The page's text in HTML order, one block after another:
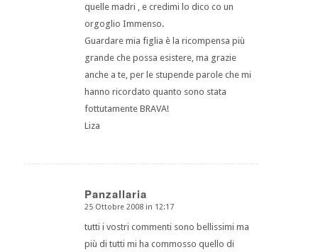
quelle madri , e credimi lo dico co un
orgoglio Immenso.
Guardare mia figlia è la ricompensa più
grande che possa esistere, ma grazie
anche a te, per le stupende parole che mi
hanno ricordato quanto sono stata
fottutamente BRAVA!
Liza
Panzallaria
dice:
25 Ottobre 2008 in 12:17
tutti i vostri commenti sono bellissimi ma
più di tutti mi ha commosso quello di